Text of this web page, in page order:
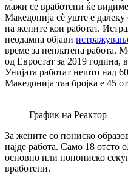
мажи се вработени ќе
Македонија сѐ уште е
на жените кои работат.
неодамна објави
време за неплатена работа.
од Евростат за 2019 година,
Унијата работат нешто над
Македонија таа бројка е 45
График на Реактор
За жените со пониско
најде работа. Само 18 отсто
основно или попониско
вработени.